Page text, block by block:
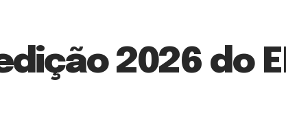
2026 do